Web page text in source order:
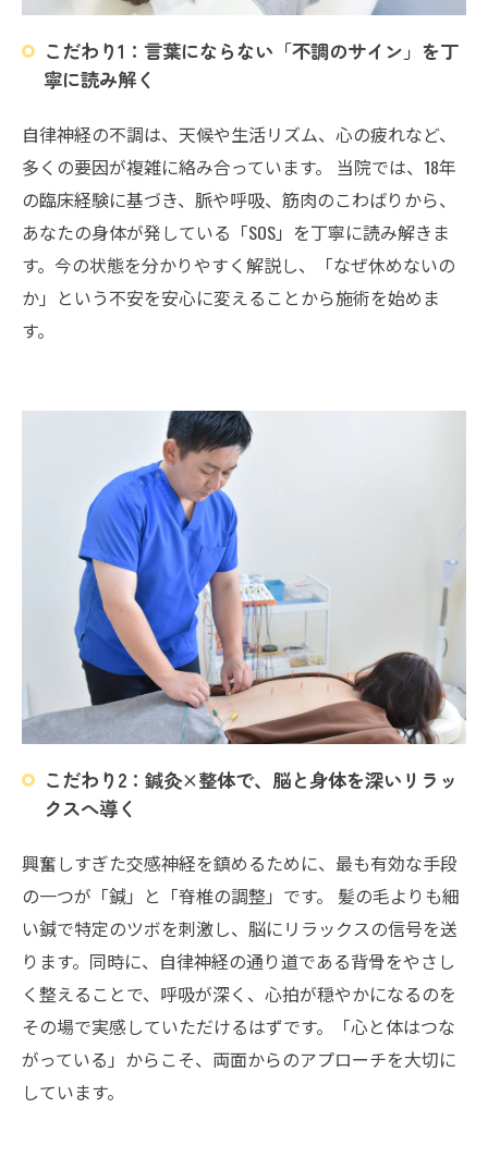
こだわり1：言葉にならない「不調のサイン」を丁
寧に読み解く
自律神経の不調は、天候や生活リズム、心の疲れなど、
多くの要因が複雑に絡み合っています。 当院では、18年
の臨床経験に基づき、脈や呼吸、筋肉のこわばりから、
あなたの身体が発している「SOS」を丁寧に読み解きま
す。今の状態を分かりやすく解説し、「なぜ休めないの
か」という不安を安心に変えることから施術を始めま
す。
こだわり2：鍼灸×整体で、脳と身体を深いリラッ
クスへ導く
興奮しすぎた交感神経を鎮めるために、最も有効な手段
の一つが「鍼」と「脊椎の調整」です。 髪の毛よりも細
い鍼で特定のツボを刺激し、脳にリラックスの信号を送
ります。同時に、自律神経の通り道である背骨をやさし
く整えることで、呼吸が深く、心拍が穏やかになるのを
その場で実感していただけるはずです。「心と体はつな
がっている」からこそ、両面からのアプローチを大切に
しています。